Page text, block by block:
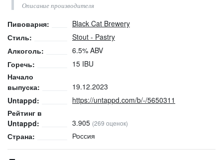
Описание производителя
Пивоварня:
Black Cat Brewery
Стиль:
Stout - Pastry
Алкоголь:
6.5% ABV
Горечь:
15 IBU
Начало
выпуска:
19.12.2023
Untappd:
https://untappd.com/b/-/5650311
Рейтинг в
Untappd:
3.905 (269 оценок)
Страна: Россия